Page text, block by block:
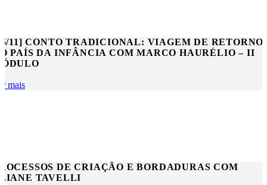
11] CONTO TRADICIONAL: VIAGEM DE RETORNO
PAÍS DA INFÂNCIA COM MARCO HAURÉLIO – II
mais
DE CRIAÇÃO E BORDADURAS COM
TAVELLI